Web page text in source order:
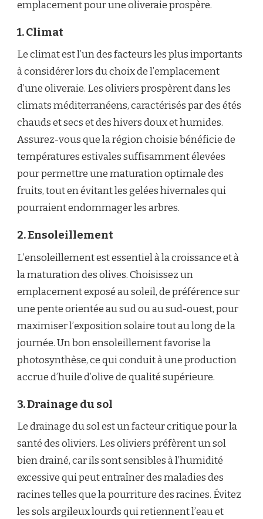
emplacement pour une oliveraie prospère.
1. Climat
Le climat est l’un des facteurs les plus importants
à considérer lors du choix de l’emplacement
d’une oliveraie. Les oliviers prospèrent dans les
climats méditerranéens, caractérisés par des étés
chauds et secs et des hivers doux et humides.
Assurez-vous que la région choisie bénéficie de
températures estivales suffisamment élevées
pour permettre une maturation optimale des
fruits, tout en évitant les gelées hivernales qui
pourraient endommager les arbres.
2. Ensoleillement
L’ensoleillement est essentiel à la croissance et à
la maturation des olives. Choisissez un
emplacement exposé au soleil, de préférence sur
une pente orientée au sud ou au sud-ouest, pour
maximiser l’exposition solaire tout au long de la
journée. Un bon ensoleillement favorise la
photosynthèse, ce qui conduit à une production
accrue d’huile d’olive de qualité supérieure.
3. Drainage du sol
Le drainage du sol est un facteur critique pour la
santé des oliviers. Les oliviers préfèrent un sol
bien drainé, car ils sont sensibles à l’humidité
excessive qui peut entraîner des maladies des
racines telles que la pourriture des racines. Évitez
les sols argileux lourds qui retiennent l’eau et